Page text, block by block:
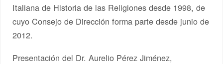
Italiana de Historia de las Religiones desde 1998, de
cuyo Consejo de Dirección forma parte desde junio de
2012.
Presentación del Dr. Aurelio Pérez Jiménez,